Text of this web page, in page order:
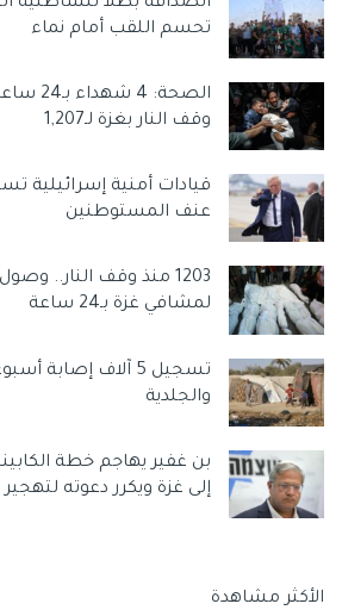
تحسم اللقب أمام نماء
الصحة:
وقف النار بغزة لـ1,207
قيادات أمنية إسرائيلية
عنف المستوطنين
لمشافي غزة بـ24 ساعة
تسجيل 5 آلاف إصابة
والجلدية
بن غفير يهاجم خطة
إلى غزة ويكرر دعوته
الأكثر مشاهدة